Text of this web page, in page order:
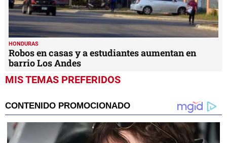
HONDURAS
Robos en casas y a estudiantes aumentan en
barrio Los Andes
MIS TEMAS PREFERIDOS